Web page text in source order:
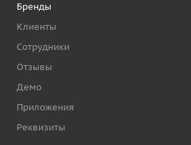
Бренды
Клиенты
Сотрудники
Отзывы
Демо
Приложения
Реквизиты